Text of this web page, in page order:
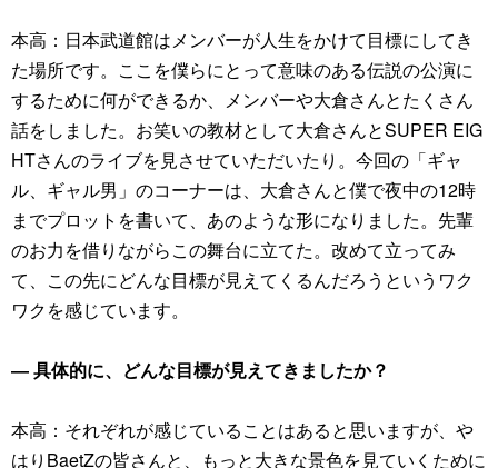
本高：日本武道館はメンバーが人生をかけて目標にしてき
た場所です。ここを僕らにとって意味のある伝説の公演に
するために何ができるか、メンバーや大倉さんとたくさん
話をしました。お笑いの教材として大倉さんとSUPER EIG
HTさんのライブを見させていただいたり。今回の「ギャ
ル、ギャル男」のコーナーは、大倉さんと僕で夜中の12時
までプロットを書いて、あのような形になりました。先輩
のお力を借りながらこの舞台に立てた。改めて立ってみ
て、この先にどんな目標が見えてくるんだろうというワク
ワクを感じています。
― 具体的に、どんな目標が見えてきましたか？
本高：それぞれが感じていることはあると思いますが、や
はりBaetZの皆さんと、もっと大きな景色を見ていくために